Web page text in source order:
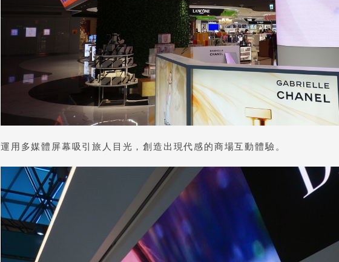
運用多媒體屏幕吸引旅人目光，創造出現代感的商場互動體驗。